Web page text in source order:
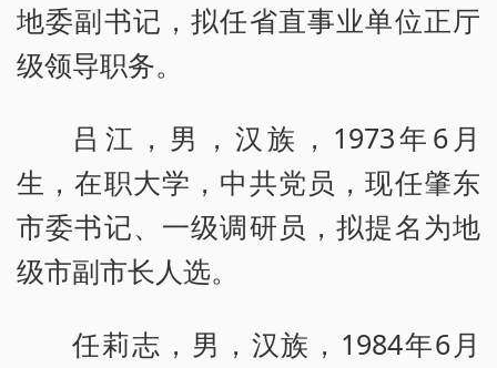
地委副书记，拟任省直事业单位正厅
级领导职务。
吕江，男，汉族，1973年6月
生，在职大学，中共党员，现任肇东
市委书记、一级调研员，拟提名为地
级市副市长人选。
任莉志，男，汉族，1984年6月